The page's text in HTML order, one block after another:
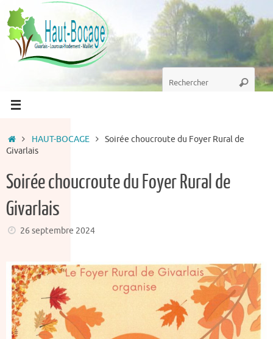
Passer
au
contenu
Recherche
pour
Accueil
HAUT-BOCAGE
Soirée choucroute du Foyer Rural de
Givarlais
Soirée choucroute du Foyer Rural de
Givarlais
26 septembre 2024